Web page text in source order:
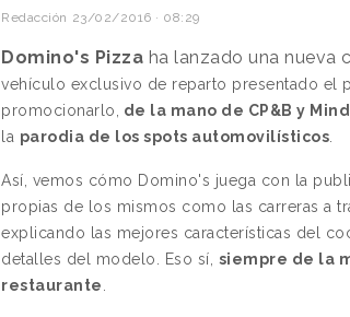
Redacción 23/02/2016 · 08:29
Domino's Pizza ha lanzado una nueva
vehículo exclusivo de reparto presentado el
promocionarlo,
de la mano de CP&B y
la parodia de los spots automovilísticos
Así, vemos cómo Domino's juega con la
propias de los mismos como las carreras a
explicando las mejores características del
detalles del modelo. Eso sí, siempre de la
restaurante